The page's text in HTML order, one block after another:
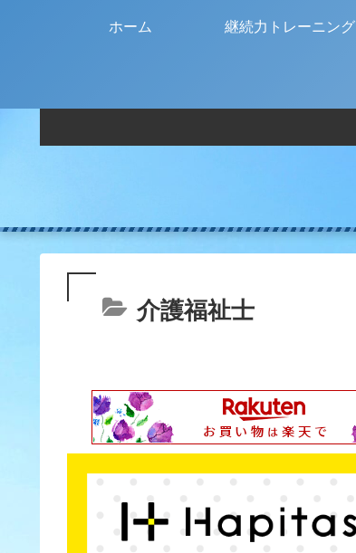
ホーム 継続力トレーニング
介護福祉士